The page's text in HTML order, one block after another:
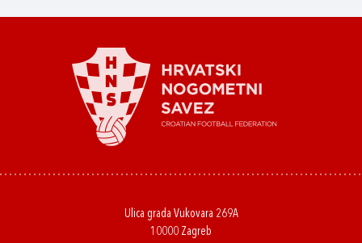
Ulica grada Vukovara 269A
10000 Zagreb